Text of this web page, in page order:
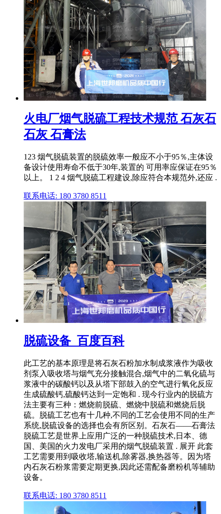
火电厂烟气脱硫工程技术规范 石灰石
石灰 石膏法
123 烟气脱硫装置的脱硫效率一般应不小于95％,主体设
备设计使用寿命不低于30年,装置的 可用率应保证在95％
以上。 1 2 4 烟气脱硫工程建设,除应符合本规范外,还应 .
联系电话: 180 3780 8511
脱硫设备_百度百科
此工艺的基本原理是将石灰石粉加水制成浆液作为吸收
剂泵入吸收塔与烟气充分接触混合,烟气中的二氧化硫与
浆液中的碳酸钙以及从塔下部鼓入的空气进行氧化反应
生成硫酸钙,硫酸钙达到一定饱和 . 现今行业内的脱硫方
法主要有三种：燃烧前脱硫、燃烧中脱硫和燃烧后脱
硫。脱硫工艺也有十几种,不同的工艺会使用不同的生产
系统,脱硫设备的选择也会有所区别。石灰石——石膏法
脱硫工艺是世界上应用广泛的一种脱硫技术,日本、德
国、美国的火力发电厂采用的烟气脱硫装置 . 展开 此套
工艺需要用到吸收塔,输送机,除雾器,换热器等。因为塔
内石灰石粉浆需要定期更换,因此还需配备磨粉机等辅助
设备。
联系电话: 180 3780 8511